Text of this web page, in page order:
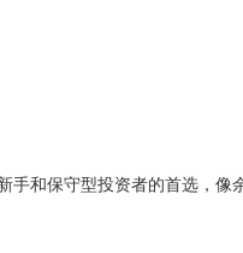
和保守型投资者的首选，像